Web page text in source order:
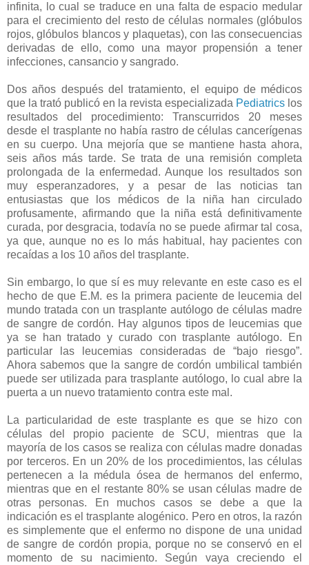
infinita, lo cual se traduce en una falta de espacio medular
para el crecimiento del resto de células normales (glóbulos
rojos, glóbulos blancos y plaquetas), con las consecuencias
derivadas de ello, como una mayor propensión a tener
infecciones, cansancio y sangrado.
Dos años después del tratamiento, el equipo de médicos
que la trató publicó en la revista especializada Pediatrics los
resultados del procedimiento: Transcurridos 20 meses
desde el trasplante no había rastro de células cancerígenas
en su cuerpo. Una mejoría que se mantiene hasta ahora,
seis años más tarde. Se trata de una remisión completa
prolongada de la enfermedad. Aunque los resultados son
muy esperanzadores, y a pesar de las noticias tan
entusiastas que los médicos de la niña han circulado
profusamente, afirmando que la niña está definitivamente
curada, por desgracia, todavía no se puede afirmar tal cosa,
ya que, aunque no es lo más habitual, hay pacientes con
recaídas a los 10 años del trasplante.
Sin embargo, lo que sí es muy relevante en este caso es el
hecho de que E.M. es la primera paciente de leucemia del
mundo tratada con un trasplante autólogo de células madre
de sangre de cordón. Hay algunos tipos de leucemias que
ya se han tratado y curado con trasplante autólogo. En
particular las leucemias consideradas de “bajo riesgo”.
Ahora sabemos que la sangre de cordón umbilical también
puede ser utilizada para trasplante autólogo, lo cual abre la
puerta a un nuevo tratamiento contra este mal.
La particularidad de este trasplante es que se hizo con
células del propio paciente de SCU, mientras que la
mayoría de los casos se realiza con células madre donadas
por terceros. En un 20% de los procedimientos, las células
pertenecen a la médula ósea de hermanos del enfermo,
mientras que en el restante 80% se usan células madre de
otras personas. En muchos casos se debe a que la
indicación es el trasplante alogénico. Pero en otros, la razón
es simplemente que el enfermo no dispone de una unidad
de sangre de cordón propia, porque no se conservó en el
momento de su nacimiento. Según vaya creciendo el